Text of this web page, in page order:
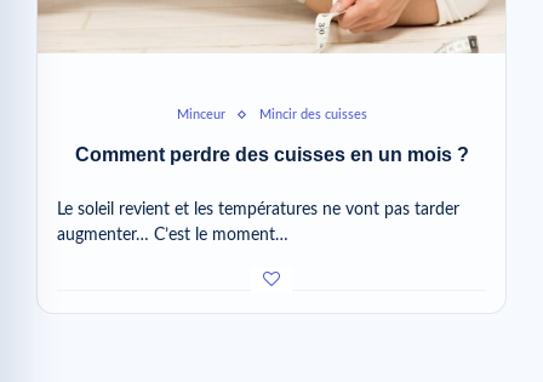
Minceur Mincir des cuisses
Comment perdre des cuisses en un mois ?
Le soleil revient et les températures ne vont pas tarder
augmenter… C’est le moment…